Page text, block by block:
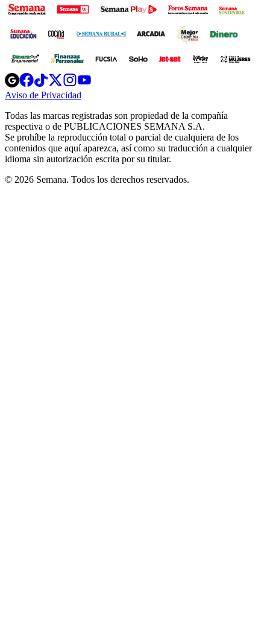
Opens
in
new
Opens
in
new
Opens
in
new
window
Opens
new
windowwindow
Aviso de Privacidad
new
window
Todas las marcas registradas son propiedad de la compañía
respectiva o de PUBLICACIONES SEMANA S.A.
Se prohíbe la reproducción total o parcial de cualquiera de los
contenidos que aquí aparezca, así como su traducción a cualquier
idioma sin autorización escrita por su titular.
© 2026 Semana. Todos los derechos reservados.